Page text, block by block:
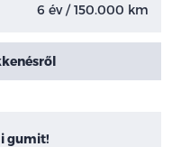
6 év / 150.000 km
gumit!